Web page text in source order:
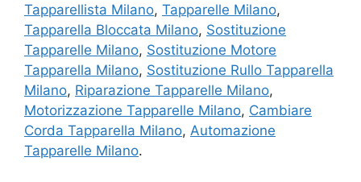
Tapparellista Milano, Tapparelle Milano,
Tapparella Bloccata Milano, Sostituzione
Tapparelle Milano, Sostituzione Motore
Tapparella Milano, Sostituzione Rullo Tapparella
Milano, Riparazione Tapparelle Milano,
Motorizzazione Tapparelle Milano, Cambiare
Corda Tapparella Milano, Automazione
Tapparelle Milano.